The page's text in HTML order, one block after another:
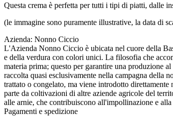
Questa crema è perfetta per tutti i tipi di piatti, dalle
(le immagine sono puramente illustrative, la data di
Azienda: Nonno Ciccio
L'Azienda Nonno Ciccio è ubicata nel cuore della
e della verdura con colori unici. La filosofia che
materia prima; questo per garantire una
raccolta quasi esclusivamente nella campagna della
trattato o congelato, ma viene introdotto
parte da coltivazioni di altre aziende agricole del
alle arnie, che contribuiscono all'impollinazione e
Pagamenti e spedizione